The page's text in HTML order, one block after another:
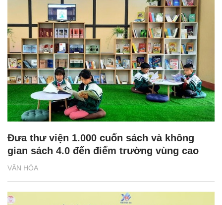
VĂN HÓA
Đưa thư viện 1.000 cuốn sách và không
gian sách 4.0 đến điểm trường vùng cao